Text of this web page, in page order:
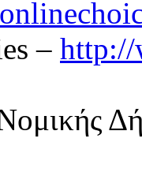
– http://